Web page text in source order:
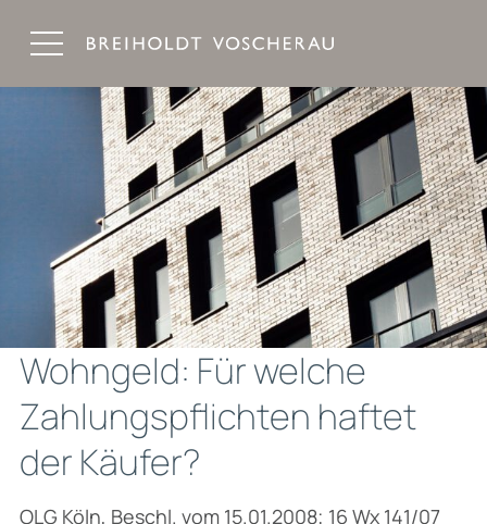
Wohngeld: Für welche
Zahlungspflichten haftet
der Käufer?
OLG Köln, Beschl. vom 15.01.2008; 16 Wx 141/07